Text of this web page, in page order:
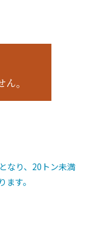
。
なり、20トン未満
す。